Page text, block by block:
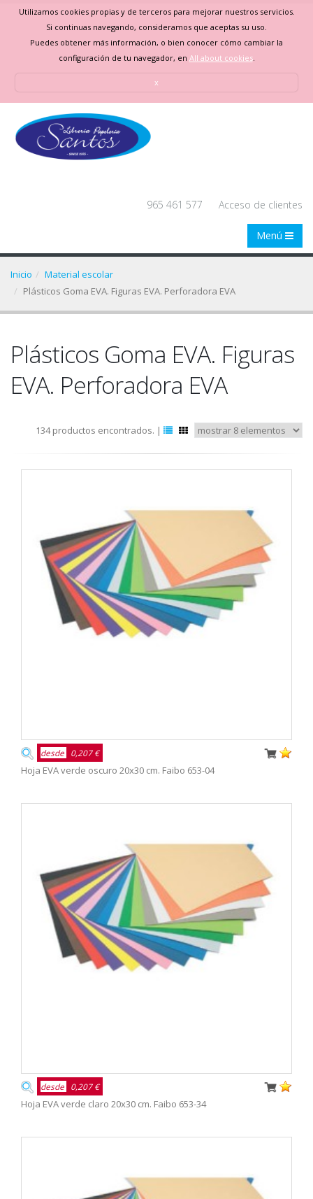
Utilizamos cookies propias y de terceros para mejorar nuestros servicios.
Si continuas navegando, consideramos que aceptas su uso.
Puedes obtener más información, o bien conocer cómo cambiar la
configuración de tu navegador, en All about cookies.
x
965 461 577 Acceso de clientes
Menú
Inicio
Material escolar
Plásticos Goma EVA. Figuras EVA. Perforadora EVA
Plásticos Goma EVA. Figuras
EVA. Perforadora EVA
134 productos encontrados. |
desde 0,207 €
Hoja EVA verde oscuro 20x30 cm. Faibo 653-04
desde 0,207 €
Hoja EVA verde claro 20x30 cm. Faibo 653-34